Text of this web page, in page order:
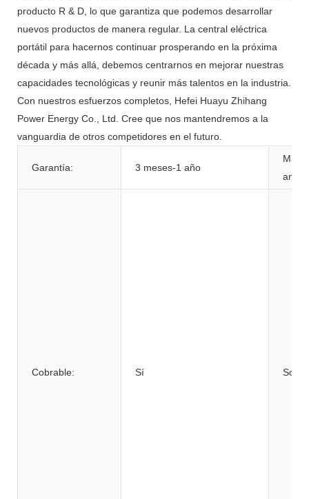
producto R & D, lo que garantiza que podemos desarrollar
nuevos productos de manera regular. La central eléctrica
portátil para hacernos continuar prosperando en la próxima
década y más allá, debemos centrarnos en mejorar nuestras
capacidades tecnológicas y reunir más talentos en la industria.
Con nuestros esfuerzos completos, Hefei Huayu Zhihang
Power Energy Co., Ltd. Cree que nos mantendremos a la
vanguardia de otros competidores en el futuro.
Garantía: 3 meses-1 año
Cobrable: Sí